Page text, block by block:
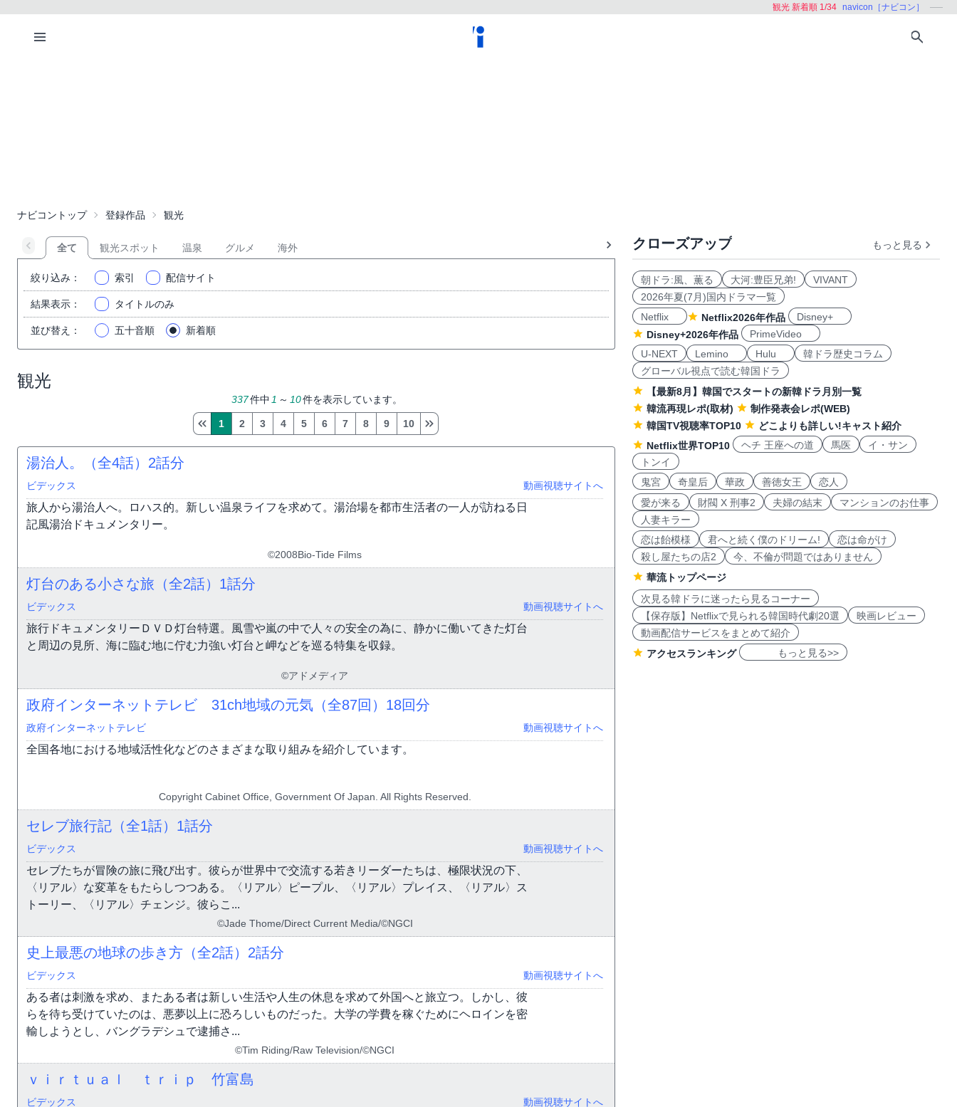
観光 新着順 1/34 navicon［ナビコン］
ナビコントップ 登録作品 観光
全て 観光スポット 温泉 グルメ 海外
絞り込み ： 索引 配信サイト
結果表示 ： タイトルのみ
並び替え ： 五十音順 新着順
観光
337件中 1 ～ 10件を表示しています。
1 2 3 4 5 6 7 8 9 10
湯治人。（全4話） 2話分
ビデックス 動画視聴サイトへ
旅人から湯治人へ。ロハス的。新しい温泉ライフを求めて。湯治場を都市生活者の一人が訪ねる日
記風湯治ドキュメンタリー。
©2008Bio-Tide Films
灯台のある小さな旅（全2話） 1話分
ビデックス 動画視聴サイトへ
旅行ドキュメンタリーＤＶＤ灯台特選。風雪や嵐の中で人々の安全の為に、静かに働いてきた灯台
と周辺の見所、海に臨む地に佇む力強い灯台と岬などを巡る特集を収録。
©アドメディア
政府インターネットテレビ 31ch地域の元気（全87回） 18回分
政府インターネットテレビ 動画視聴サイトへ
全国各地における地域活性化などのさまざまな取り組みを紹介しています。
Copyright Cabinet Office, Government Of Japan. All Rights Reserved.
セレブ旅行記（全1話） 1話分
ビデックス 動画視聴サイトへ
セレブたちが冒険の旅に飛び出す。彼らが世界中で交流する若きリーダーたちは、極限状況の下、
〈リアル〉な変革をもたらしつつある。〈リアル〉ピープル、〈リアル〉プレイス、〈リアル〉ス
トーリー、〈リアル〉チェンジ。彼らこ...
©Jade Thome/Direct Current Media/©NGCI
史上最悪の地球の歩き方（全2話） 2話分
ビデックス 動画視聴サイトへ
ある者は刺激を求め、またある者は新しい生活や人生の休息を求めて外国へと旅立つ。しかし、彼
らを待ち受けていたのは、悪夢以上に恐ろしいものだった。大学の学費を稼ぐためにヘロインを密
輸しようとし、バングラデシュで逮捕さ...
©Tim Riding/Raw Television/©NGCI
ｖｉｒｔｕａｌ ｔｒｉｐ 竹富島
ビデックス 動画視聴サイトへ
クローズアップ もっと見る
朝ドラ:風、薫る 大河:豊臣兄弟!
VIVANT
2026年夏(7月)国内ドラマ一覧
Netflix
Netflix2026年作品
Disney+
Disney+2026年作品
PrimeVideo
U-NEXT
Lemino Hulu
韓ドラ歴史コラム
グローバル視点で読む韓国ドラ
【最新8月】韓国でスタートの新韓ドラ月別一覧
韓流再現レポ(取材)
制作発表会レポ(WEB)
韓国TV視聴率TOP10
どこよりも詳しい!キャスト紹介
Netflix世界TOP10
ヘチ 王座への道 馬医
イ・サン
トンイ
鬼宮
奇皇后 華政 善徳女王
恋人
愛が来る
財閥 X 刑事2 夫婦の結末
マンションのお仕事
人妻キラー
恋は飴模様
君へと続く僕のドリーム!
恋は命がけ
殺し屋たちの店2
今、不倫が問題ではありません
華流トップページ
次見る韓ドラに迷ったら見るコーナー
【保存版】Netflixで見られる韓国時代劇20選
映画レビュー
動画配信サービスをまとめて紹介
アクセスランキング
もっと見る>>